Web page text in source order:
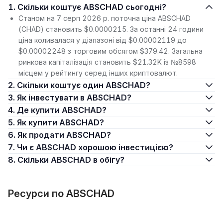
1. Скільки коштує ABSCHAD сьогодні?
Станом на 7 серп 2026 р. поточна ціна ABSCHAD
(CHAD) становить $0.0000215. За останні 24 години
ціна коливалася у діапазоні від $0.00002119 до
$0.00002248 з торговим обсягом $379.42. Загальна
ринкова капіталізація становить $21.32K із №8598
місцем у рейтингу серед інших криптовалют.
2. Скільки коштує один ABSCHAD?
3. Як інвестувати в ABSCHAD?
4. Де купити ABSCHAD?
5. Як купити ABSCHAD?
6. Як продати ABSCHAD?
7. Чи є ABSCHAD хорошою інвестицією?
8. Скільки ABSCHAD в обігу?
Ресурси по ABSCHAD